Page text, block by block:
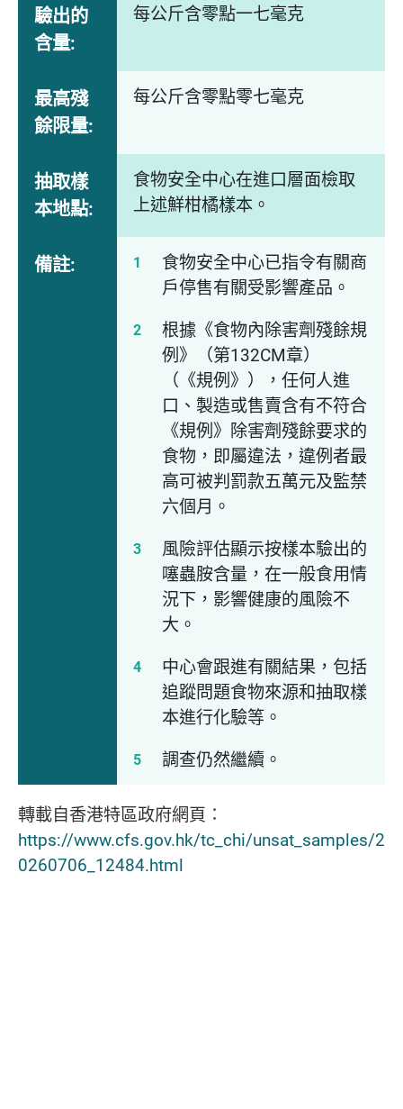
驗出的
含量:
每公斤含零點一七毫克
最高殘
餘限量:
每公斤含零點零七毫克
抽取樣
本地點:
食物安全中心在進口層面檢取
上述鮮柑橘樣本。
備註:
食物安全中心已指令有關商
戶停售有關受影響產品。
根據《食物內除害劑殘餘規
例》（第132CM章）
（《規例》），任何人進
口、製造或售賣含有不符合
《規例》除害劑殘餘要求的
食物，即屬違法，違例者最
高可被判罰款五萬元及監禁
六個月。
風險評估顯示按樣本驗出的
噻蟲胺含量，在一般食用情
況下，影響健康的風險不
大。
中心會跟進有關結果，包括
追蹤問題食物來源和抽取樣
本進行化驗等。
調查仍然繼續。
轉載自香港特區政府網頁∶
https://www.cfs.gov.hk/tc_chi/unsat_samples/2
0260706_12484.html